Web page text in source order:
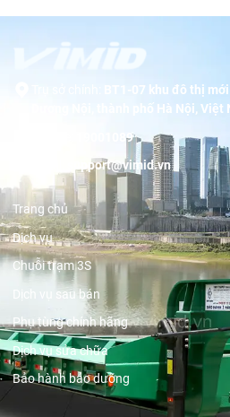
BT1-07 khu đô thị
Dương Nội, thành phố Hà Nội, Việt
19001089
support@vimid.vn
Trang chủ
Dịch vụ
Chuỗi trạm 3S
Dịch vụ sau bán
Phụ tùng chính hãng
Dịch vụ sửa chữa
Bảo hành bảo dưỡng